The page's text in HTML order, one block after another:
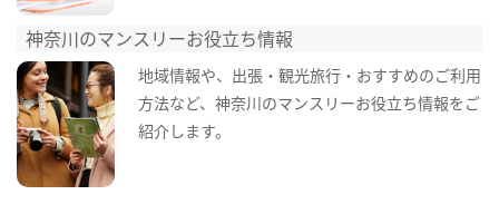
神奈川のマンスリーお役立ち情報
地域情報や、出張・観光旅行・おすすめのご利用
方法など、神奈川のマンスリーお役立ち情報をご
紹介します。